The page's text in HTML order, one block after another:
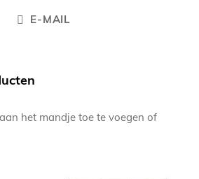
E-MAIL
het mandje toe te voegen of